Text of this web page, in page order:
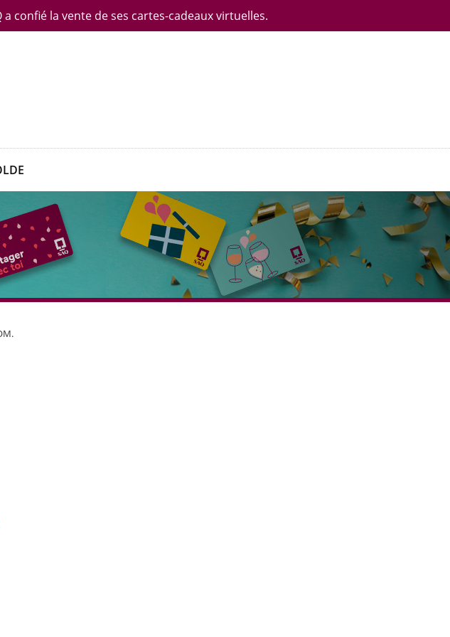
a confié la vente de ses cartes-cadeaux virtuelles.